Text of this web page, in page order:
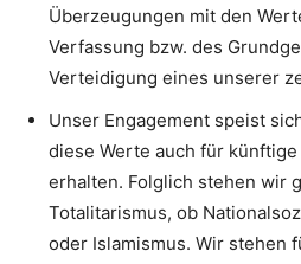
Überzeugungen mit den
Verfassung bzw. des
Verteidigung eines unserer
Unser Engagement speist
diese Werte auch für
erhalten. Folglich stehen wir
Totalitarismus, ob
oder Islamismus. Wir stehen